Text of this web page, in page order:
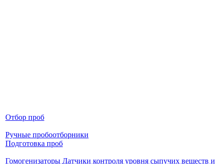
Отбор проб
Ручные пробоотборники
Подготовка проб
Гомогенизаторы Датчики контроля уровня сыпучих веществ и